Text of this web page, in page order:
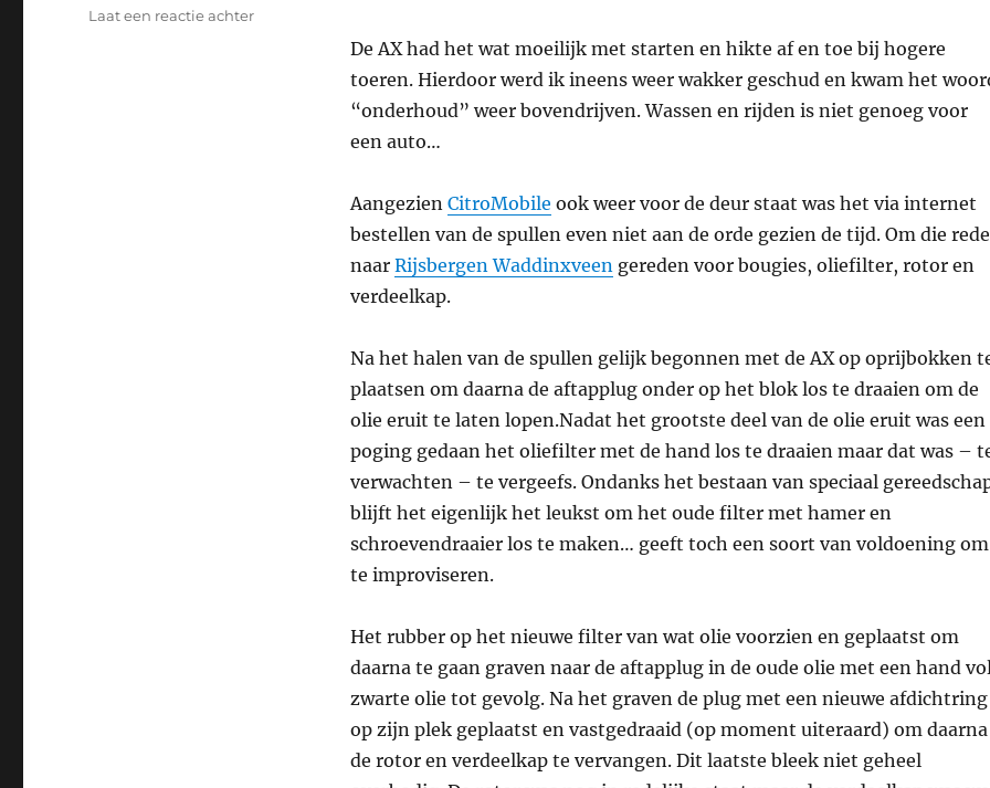
De AX had het wat moeilijk met starten en hikte af en toe bij hogere
toeren. Hierdoor werd ik ineens weer wakker geschud en kwam het
“onderhoud” weer bovendrijven. Wassen en rijden is niet genoeg voor
een auto…
Aangezien CitroMobile ook weer voor de deur staat was het via internet
bestellen van de spullen even niet aan de orde gezien de tijd. Om die
naar Rijsbergen Waddinxveengereden voor bougies, oliefilter, rotor en
verdeelkap.
Na het halen van de spullen gelijk begonnen met de AX op oprijbokken
plaatsen om daarna de aftapplug onder op het blok los te draaien om de
olie eruit te laten lopen.Nadat het grootste deel van de olie eruit was een
poging gedaan het oliefilter met de hand los te draaien maar dat was –
verwachten – te vergeefs. Ondanks het bestaan van speciaal
blijft het eigenlijk het leukst om het oude filter met hamer en
schroevendraaier los te maken… geeft toch een soort van voldoening om
te improviseren.
Het rubber op het nieuwe filter van wat olie voorzien en geplaatst om
daarna te gaan graven naar de aftapplug in de oude olie met een hand
zwarte olie tot gevolg. Na het graven de plug met een nieuwe afdichtring
op zijn plek geplaatst en vastgedraaid (op moment uiteraard) om daarna
de rotor en verdeelkap te vervangen. Dit laatste bleek niet geheel
Laat een reactie achterop